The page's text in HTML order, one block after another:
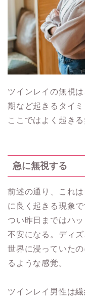
ツインレイの無視
期など起きるタイ
ここではよく起き
急に無視する
前述の通り、これ
に良く起きる現象で
つい昨日まではハ
不安になる。ディ
世界に浸っていた
るような感覚。
ツインレイ男性は